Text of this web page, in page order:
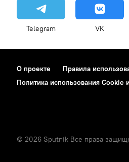
Telegram VK
О проекте Правила
Политика использования Cookie
© 2026 Sputnik Все права